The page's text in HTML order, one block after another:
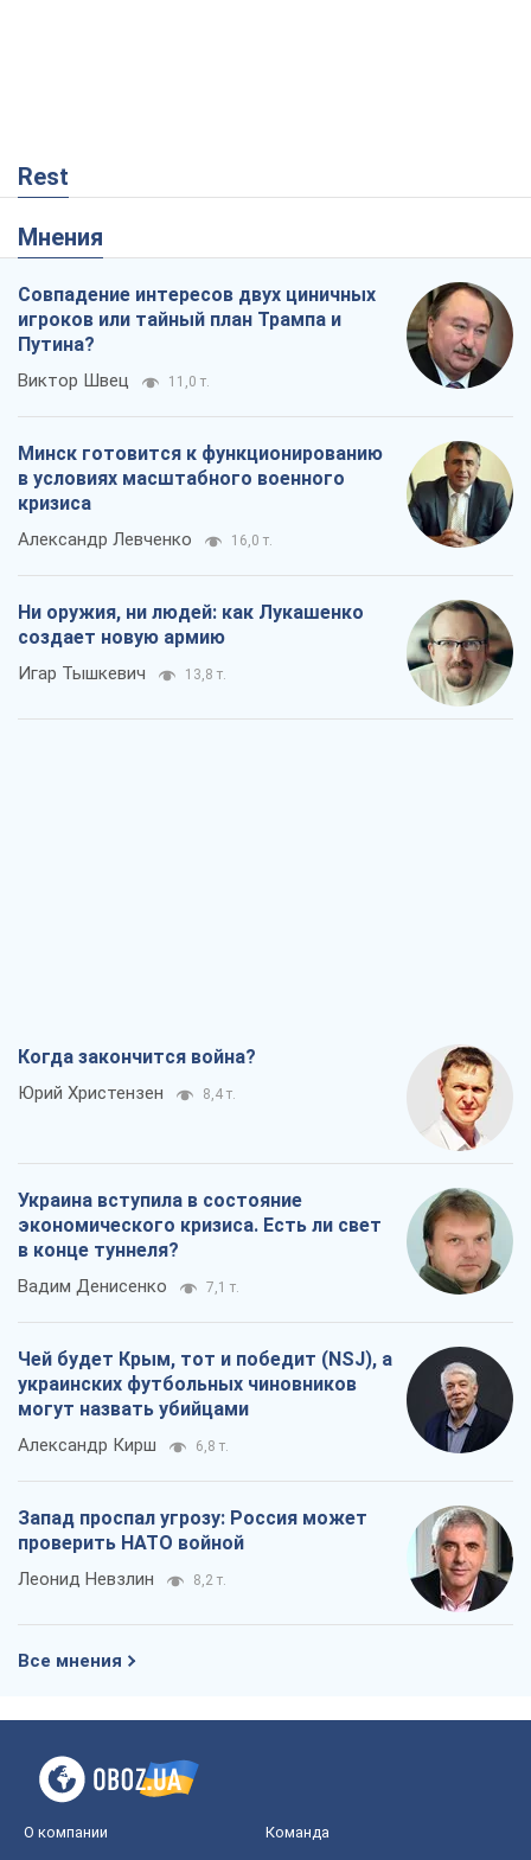
Rest
Мнения
Совпадение интересов двух циничных
игроков или тайный план Трампа и
Путина?
Виктор Швец 11,0 т.
Минск готовится к функционированию
в условиях масштабного военного
кризиса
Александр Левченко 16,0 т.
Ни оружия, ни людей: как Лукашенко
создает новую армию
Игар Тышкевич 13,8 т.
Когда закончится война?
Юрий Христензен 8,4 т.
Украина вступила в состояние
экономического кризиса. Есть ли свет
в конце туннеля?
Вадим Денисенко 7,1 т.
Чей будет Крым, тот и победит (NSJ), а
украинских футбольных чиновников
могут назвать убийцами
Александр Кирш 6,8 т.
Запад проспал угрозу: Россия может
проверить НАТО войной
Леонид Невзлин 8,2 т.
Все мнения
О компании Команда